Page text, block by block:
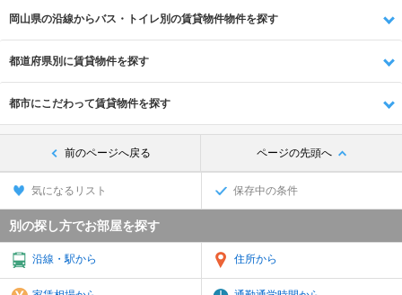
岡山県の沿線からバス・トイレ別の賃貸物件物件を探す
都道府県別に賃貸物件を探す
都市にこだわって賃貸物件を探す
前のページへ戻る ページの先頭へ
気になるリスト 保存中の条件
別の探し方でお部屋を探す
沿線・駅から 住所から